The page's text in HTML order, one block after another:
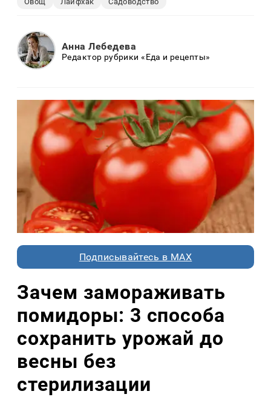
Анна Лебедева
Редактор рубрики «Еда и рецепты»
Подписывайтесь в MAX
Зачем замораживать
помидоры: 3 способа
сохранить урожай до
весны без
стерилизации